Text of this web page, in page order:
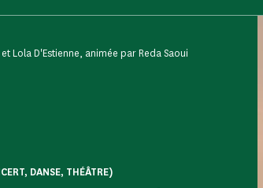
Lola D'Estienne, animée par Reda Saoui
DANSE, THÉÂTRE)